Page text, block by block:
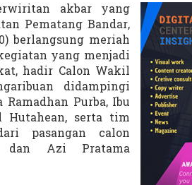
akbar yang
Pematang Bandar,
berlangsung meriah
yang menjadi
hadir Calon Wakil
didampingi
Purba, Ibu
Hutahean, serta tim
pasangan calon
dan Azi Pratama